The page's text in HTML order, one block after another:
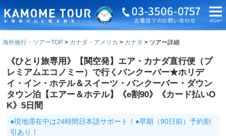
海外旅行・ツアーTOP カナダ・アメリカ カナダ ツアー詳細
《ひとり旅専用》【関空発】エア・カナダ直行便（プ
レミアムエコノミー）で行くバンクーバー★ホリデ
イ・イン・ホテル＆スイーツ・バンクーバー・ダウン
タウン泊【エアー＆ホテル】《e割90》《カード払いO
K》5日間
●現地滞在中は24時間日本語サポート！●早期（90日前）予約割
引あり！